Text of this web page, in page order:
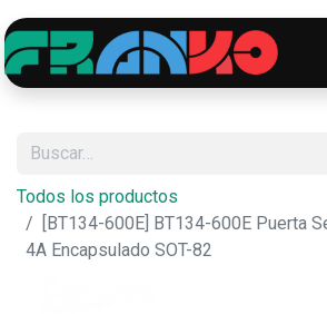
Todos los productos
[BT134-600E] BT134-600E Puerta
4A Encapsulado SOT-82